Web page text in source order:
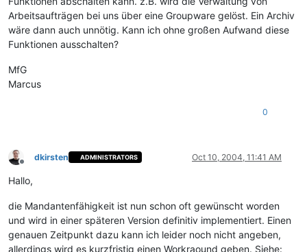
Arbeitsaufträgen bei uns über eine Groupware gelöst. Ein Archiv
wäre dann auch unnötig. Kann ich ohne großen Aufwand diese
Funktionen ausschalten?
MfG
Marcus
0
Offline
dkirsten ADMINISTRATORS Oct 10, 2004, 11:41 AM
Hallo,
die Mandantenfähigkeit ist nun schon oft gewünscht worden
und wird in einer späteren Version definitiv implementiert. Einen
genauen Zeitpunkt dazu kann ich leider noch nicht angeben,
allerdings wird es kurzfristig einen Workraound geben. Siehe: